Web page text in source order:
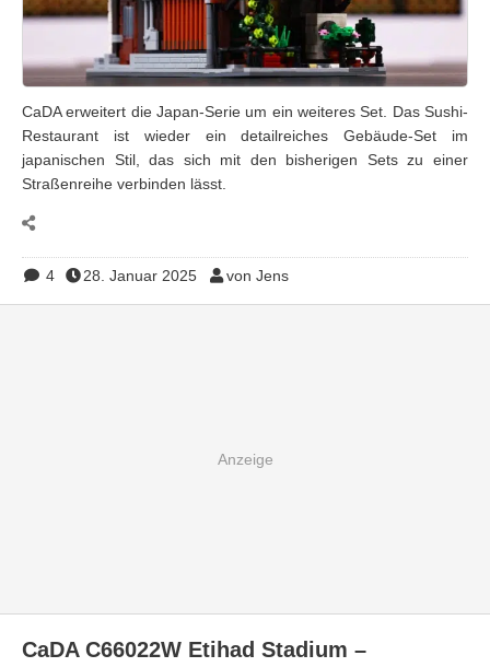
CaDA erweitert die Japan-Serie um ein weiteres Set. Das Sushi-
Restaurant ist wieder ein detailreiches Gebäude-Set im
japanischen Stil, das sich mit den bisherigen Sets zu einer
Straßenreihe verbinden lässt.
4 28. Januar 2025 von Jens
CaDA C66022W Etihad Stadium –